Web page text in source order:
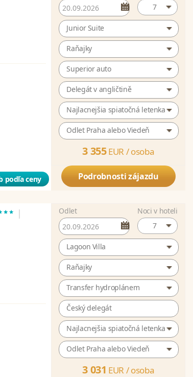
podľa ceny
7
Junior Suite
Raňajky
Superior auto
Delegát v angličtině
Najlacnejšia spiatočná letenka
Odlet Praha alebo Viedeň
3 355EUR /osoba
Podrobnosti zájazdu
|
Odlet
Noci v hoteli
7
Lagoon Villa
Raňajky
Transfer hydroplánem
Český delegát
Najlacnejšia spiatočná letenka
Odlet Praha alebo Viedeň
3 031 EUR /osoba